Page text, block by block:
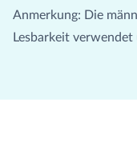
Anmerkung: Die
Lesbarkeit